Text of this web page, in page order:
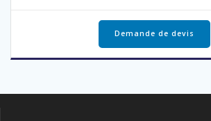
Demande de devis